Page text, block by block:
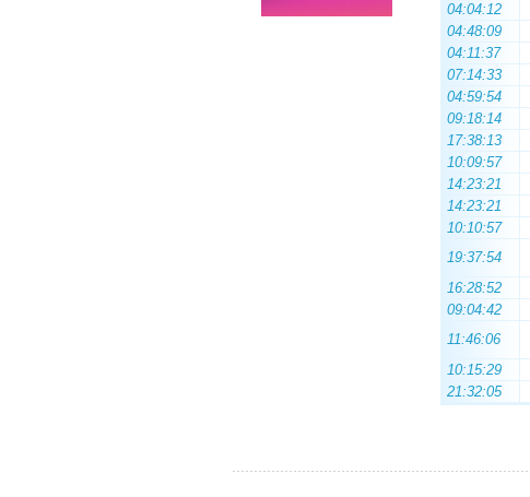
04:04:12
04:48:09
04:11:37
07:14:33
04:59:54
09:18:14
17:38:13
10:09:57
14:23:21
14:23:21
10:10:57
19:37:54
16:28:52
09:04:42
11:46:06
10:15:29
21:32:05